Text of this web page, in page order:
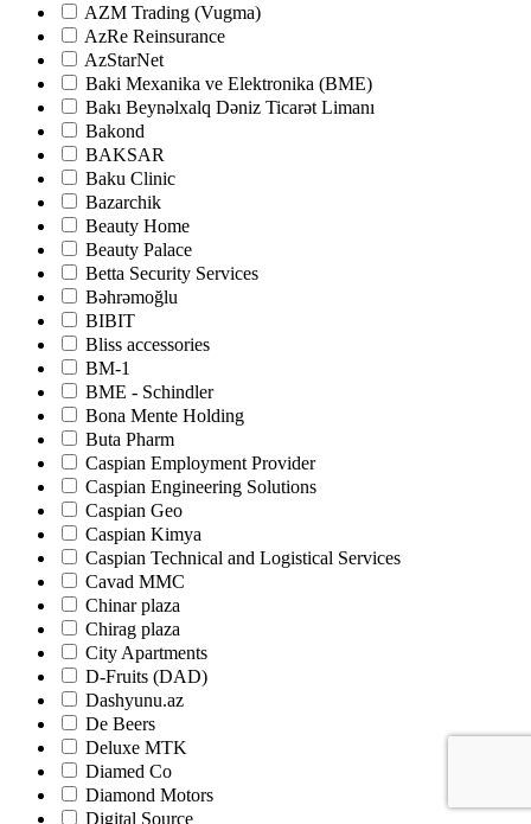
AZM Trading (Vugma)
AzRe Reinsurance
AzStarNet
Baki Mexanika ve Elektronika (BME)
Bakı Beynəlxalq Dəniz Ticarət Limanı
Bakond
BAKSAR
Baku Clinic
Bazarchik
Beauty Home
Beauty Palace
Betta Security Services
Bəhrəmoğlu
BIBIT
Bliss accessories
BM-1
BME - Schindler
Bona Mente Holding
Buta Pharm
Caspian Employment Provider
Caspian Engineering Solutions
Caspian Geo
Caspian Kimya
Caspian Technical and Logistical Services
Cavad MMC
Chinar plaza
Chirag plaza
City Apartments
D-Fruits (DAD)
Dashyunu.az
De Beers
Deluxe MTK
Diamed Co
Diamond Motors
Digital Source